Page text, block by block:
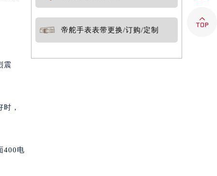
震
，
400电
帝舵手表表带更换/订购/定制
